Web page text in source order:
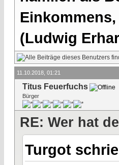
(Ludwig
11.10.2018, 01:21
Titus Feuerfuchs
Bürger
RE: Wer hat
Turgot